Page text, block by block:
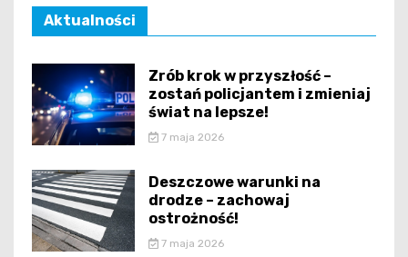
Aktualności
Zrób krok w przyszłość –
zostań policjantem i zmieniaj
świat na lepsze!
7 maja 2026
Deszczowe warunki na
drodze – zachowaj
ostrożność!
7 maja 2026